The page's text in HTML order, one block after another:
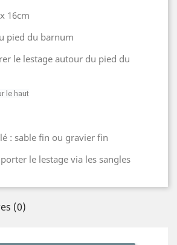
16cm
pied du barnum
le lestage autour du pied du
le haut
: sable fin ou gravier fin
le lestage via les sangles
(0)